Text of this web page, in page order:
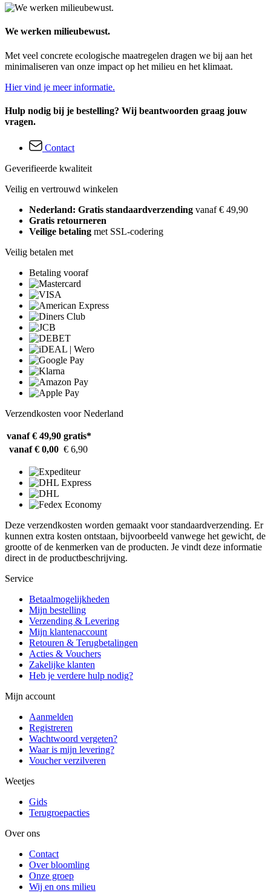
We werken milieubewust.
Met veel concrete ecologische maatregelen dragen we bij aan het
minimaliseren van onze impact op het milieu en het klimaat.
Hier vind je meer informatie.
Hulp nodig bij je bestelling? Wij beantwoorden graag jouw
vragen.
Contact
Geverifieerde kwaliteit
Veilig en vertrouwd winkelen
Nederland: Gratis standaardverzending vanaf € 49,90
Gratis retourneren
Veilige betaling met SSL-codering
Veilig betalen met
Betaling vooraf
Verzendkosten voor Nederland
vanaf € 49,90 gratis*
vanaf € 0,00 € 6,90
Deze verzendkosten worden gemaakt voor standaardverzending. Er
kunnen extra kosten ontstaan, bijvoorbeeld vanwege het gewicht, de
grootte of de kenmerken van de producten. Je vindt deze informatie
direct in de productbeschrijving.
Service
Betaalmogelijkheden
Mijn bestelling
Verzending & Levering
Mijn klantenaccount
Retouren & Terugbetalingen
Acties & Vouchers
Zakelijke klanten
Heb je verdere hulp nodig?
Mijn account
Aanmelden
Registreren
Wachtwoord vergeten?
Waar is mijn levering?
Voucher verzilveren
Weetjes
Gids
Terugroepacties
Over ons
Contact
Over bloomling
Onze groep
Wij en ons milieu